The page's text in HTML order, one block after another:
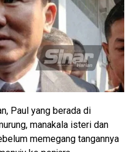
Paul yang berada di
manakala isteri dan
memegang tangannya